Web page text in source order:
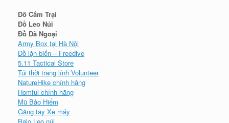
Đồ Cắm Trại
Đồ Leo Núi
Đồ Dã Ngoại
Army Box tại Hà Nội
Đồ lặn biển – Freedive
5.11 Tactical Store
Túi thời trang lính Volunteer
NatureHike chính hãng
Homful chính hãng
Mũ Bảo Hiểm
Găng tay Xe máy